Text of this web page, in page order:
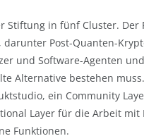
Stiftung in fünf Cluster. Der
Post-Quanten-
und Software-Agenten
Alternative bestehen
ein Community
Layer für die Arbeit
Funktionen.